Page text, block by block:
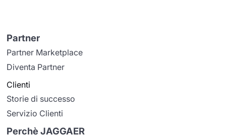
Partner
Partner Marketplace
Diventa Partner
Clienti
Storie di successo
Servizio Clienti
Perchè JAGGAER